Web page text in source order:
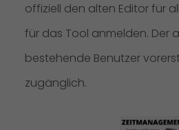
offiziell den alten Editor für
für das Tool anmelden. Der
bestehende Benutzer
zugänglich.